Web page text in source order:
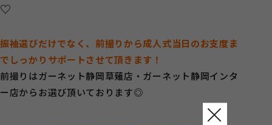
♡
振袖選びだけでなく、前撮りから成人式当日のお支度ま
でしっかりサポートさせて頂きます！
前撮りはガーネット静岡草薙店・ガーネット静岡インタ
ー店からお選び頂いております◎